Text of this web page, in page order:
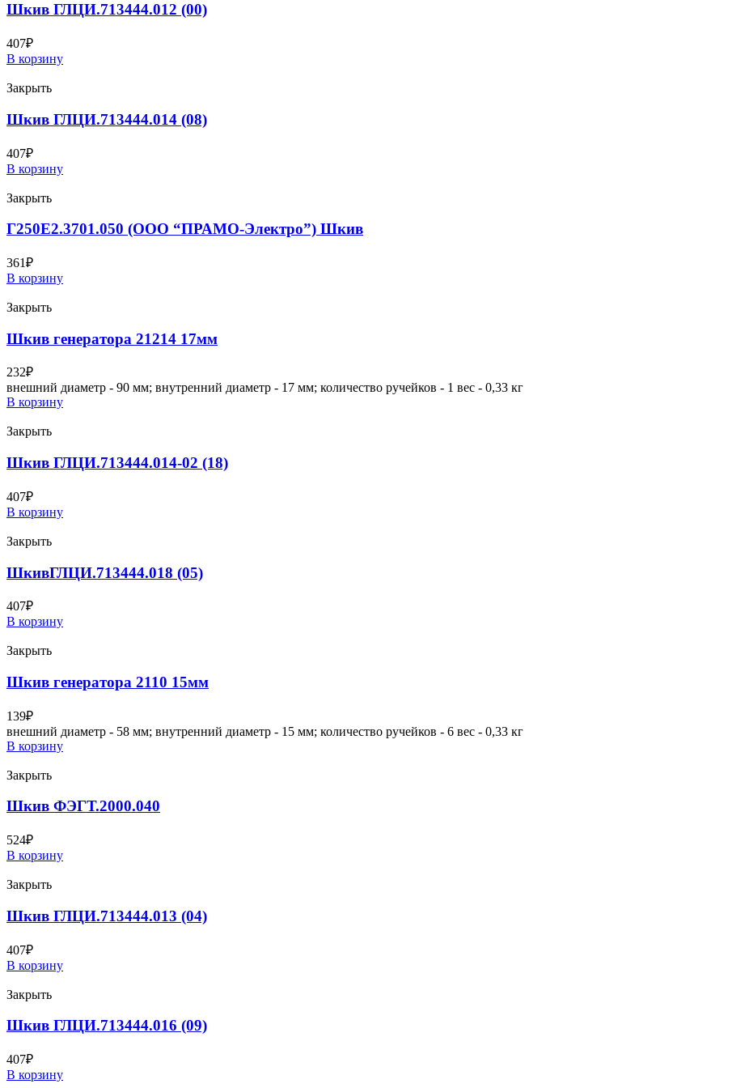
Шкив ГЛЦИ.713444.012 (00)
407₽
В корзину
Закрыть
Шкив ГЛЦИ.713444.014 (08)
407₽
В корзину
Закрыть
Г250Е2.3701.050 (ООО “ПРАМО-Электро”) Шкив
361₽
В корзину
Закрыть
Шкив генератора 21214 17мм
232₽
внешний диаметр - 90 мм; внутренний диаметр - 17 мм; количество ручейков - 1 вес - 0,33 кг
В корзину
Закрыть
Шкив ГЛЦИ.713444.014-02 (18)
407₽
В корзину
Закрыть
ШкивГЛЦИ.713444.018 (05)
407₽
В корзину
Закрыть
Шкив генератора 2110 15мм
139₽
внешний диаметр - 58 мм; внутренний диаметр - 15 мм; количество ручейков - 6 вес - 0,33 кг
В корзину
Закрыть
Шкив ФЭГТ.2000.040
524₽
В корзину
Закрыть
Шкив ГЛЦИ.713444.013 (04)
407₽
В корзину
Закрыть
Шкив ГЛЦИ.713444.016 (09)
407₽
В корзину